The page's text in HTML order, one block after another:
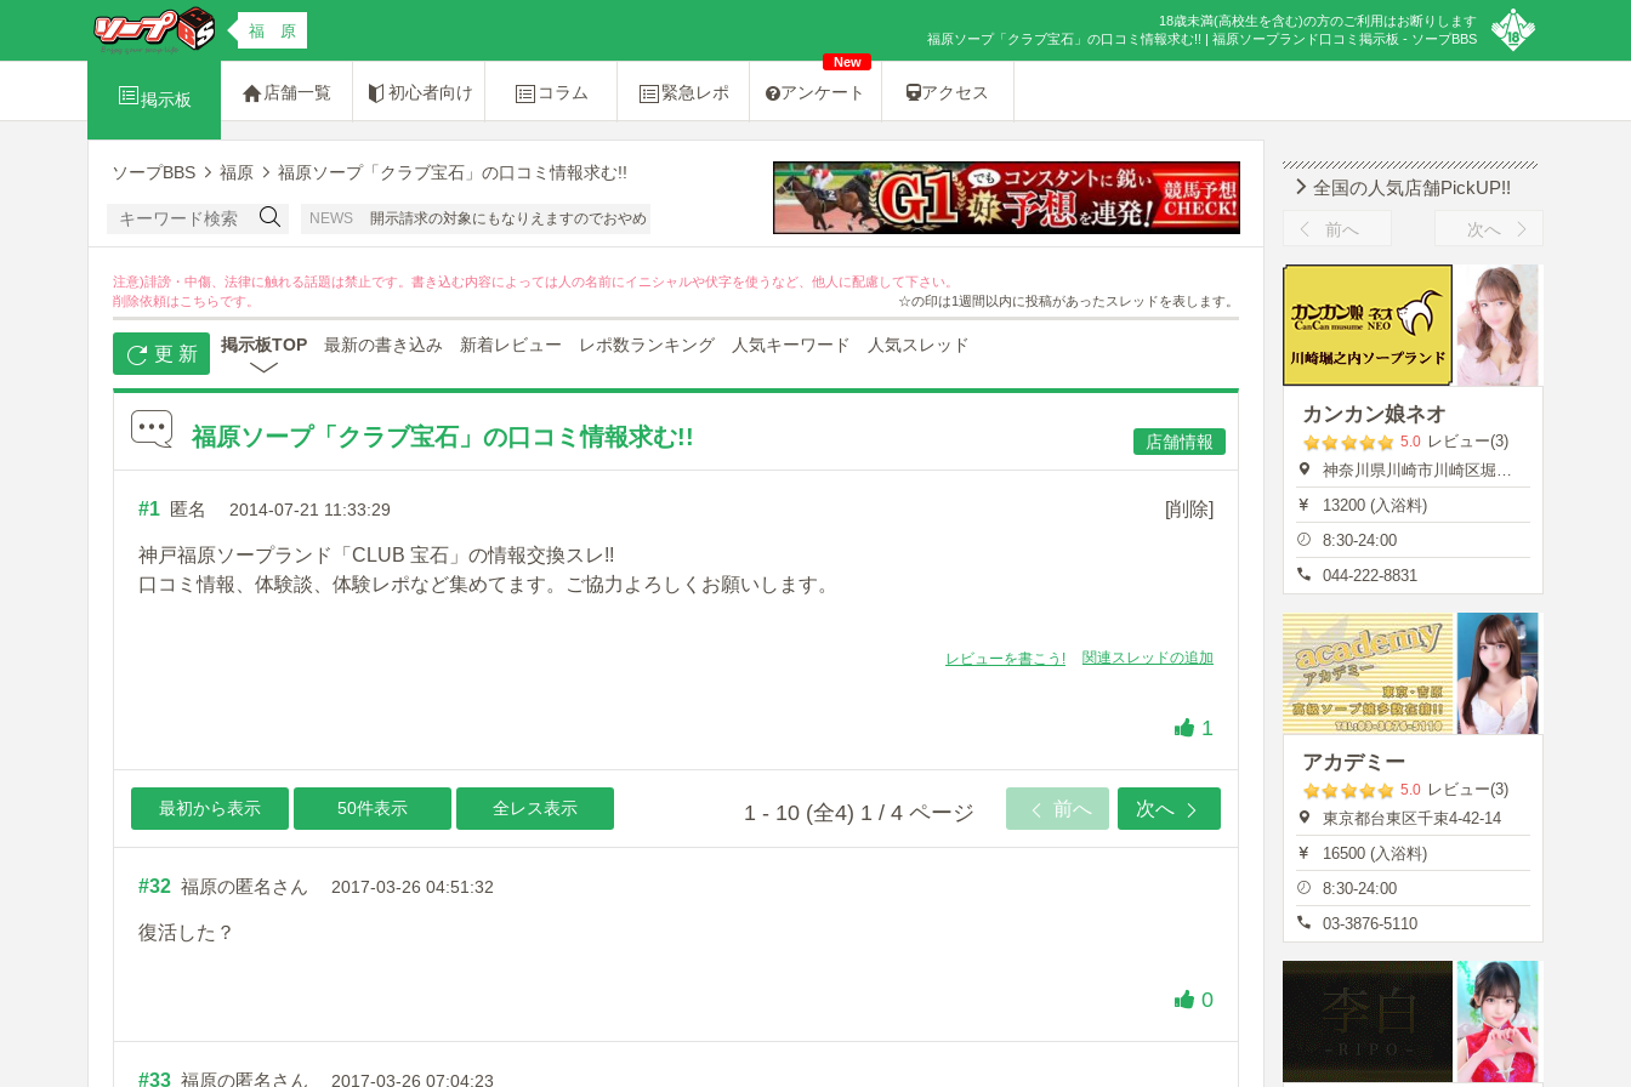
18歳未満(高校生を含む)の方のご利用はお断りします
福原ソープ「クラブ宝石」の口コミ情報求む!! | 福原ソープランド口コミ掲示板 - ソープBBS
福 原
掲示板 店舗一覧 初心者向け コラム 緊急レポ アンケート
New
アクセス
ソープBBS 福原 福原ソープ「クラブ宝石」の口コミ情報求む!!
NEWS
の名誉感情を害する書き込みは禁止です。開示請求の対象にもなりえますのでおやめください。
注意)誹謗・中傷、法律に触れる話題は禁止です。書き込む内容によっては人の名前にイニシャルや伏字を使うなど、他人に配慮して下さい。
削除依頼は こちらです。 ☆の印は1週間以内に投稿があったスレッドを表します。
更 新 掲示板TOP 最新の書き込み 新着レビュー レポ数ランキング 人気キーワード 人気スレッド
福原ソープ「クラブ宝石」の口コミ情報求む!! 店舗情報
[削除]
#1 匿名 2014-07-21 11:33:29
神戸福原ソープランド「CLUB 宝石」の情報交換スレ!!
口コミ情報、体験談、体験レポなど集めてます。ご協力よろしくお願いします。
関連スレッドの追加
レビューを書こう!
1
最初から表示 50件表示 全レス表示 1 - 10 (全4) 1 / 4 ページ 前へ 次へ
#32 福原の匿名さん 2017-03-26 04:51:32
復活した？
0
#33 福原の匿名さん 2017-03-26 07:04:23
全国の人気店舗PickUP!!
前へ 次へ
カンカン娘ネオ
5.0 レビュー(3)
神奈川県川崎市川崎区堀之内町13
13200 (入浴料)
8:30-24:00
044-222-8831
アカデミー
5.0 レビュー(3)
東京都台東区千束4-42-14
16500 (入浴料)
8:30-24:00
03-3876-5110